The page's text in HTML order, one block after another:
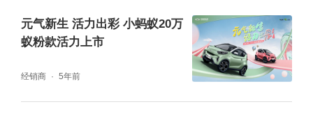
@LIFE平台智慧电池核心技术，采用了全新自
主研发设计的液冷高效传热结构+智能能量管
理+热失控抑制技术，全新自主研发设计，连
元气新生 活力出彩 小蚂蚁20万
蚁粉款活力上市
经销商 5年前